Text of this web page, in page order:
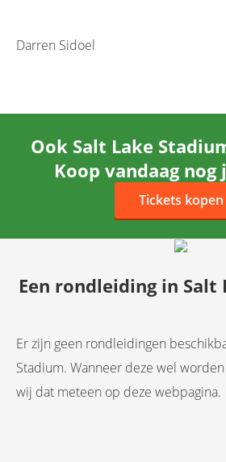
Darren Sidoel
Ook Salt Lake
Koop vandaag
Tickets kopen
Een rondleiding in Salt
Er zijn geen rondleidingen
Stadium. Wanneer deze wel
wij dat meteen op deze webpagina.